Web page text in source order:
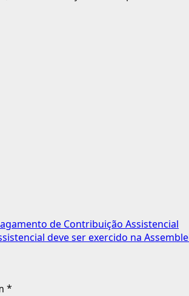
de Contribuição Assistencial
deve ser exercido na
*